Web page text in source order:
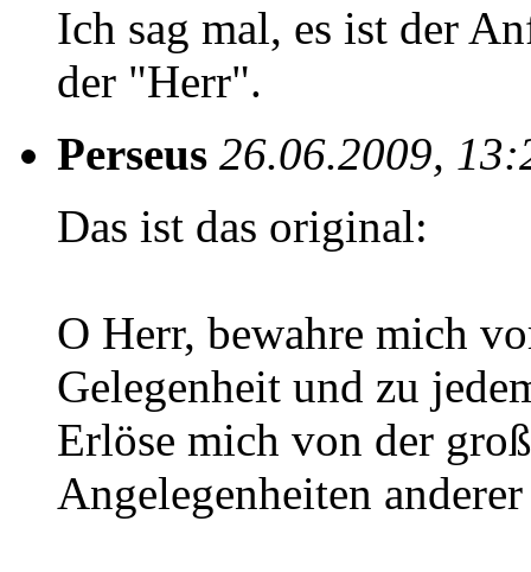
Ich sag mal, es ist der
der "Herr".
Perseus 26.06.2009,
Das ist das original:
O Herr, bewahre mich
Gelegenheit und zu
Erlöse mich von der
Angelegenheiten